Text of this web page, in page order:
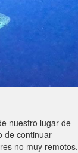
nuestro lugar de
de continuar
no muy remotos.